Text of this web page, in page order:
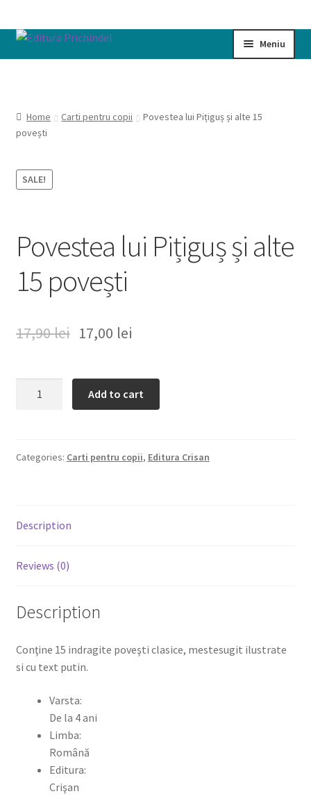
Sari
Sari
Meniu
Cart
Checkout
Politică de confidențialitate
Termeni si conditii
Despre
Home Carti pentru copii
Povestea lui Pițiguș și alte 15
povești
SALE!
Povestea lui Pițiguș și alte
15 povești
17,90lei 17,00 lei
alte
Add to cart
Categories: Carti pentru copii, Editura Crisan
Description
Reviews (0)
Description
Conţine 15 indragite poveşti clasice, mestesugit ilustrate
si cu text putin.
Varsta:
De la 4 ani
Limba:
Română
Editura:
Crişan